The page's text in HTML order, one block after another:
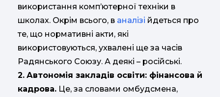
використання комп’ютерної техніки в
школах. Окрім всього, в аналізі йдеться про
те, що нормативні акти, які
використовуються, ухвалені ще за часів
Радянського Союзу. А деякі – російські.
2. Автономія закладів освіти: фінансова й
кадрова. Це, за словами омбудсмена,